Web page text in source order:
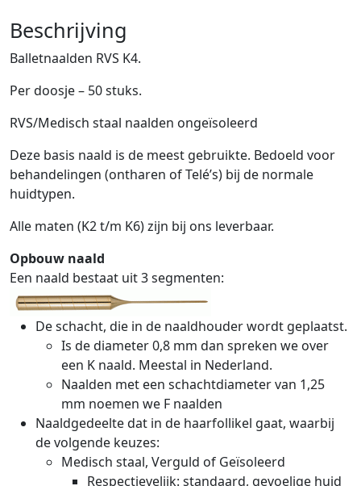
Beschrijving
Balletnaalden RVS K4.
Per doosje – 50 stuks.
RVS/Medisch staal naalden ongeïsoleerd
Deze basis naald is de meest gebruikte. Bedoeld voor
behandelingen (ontharen of Telé’s) bij de normale
huidtypen.
Alle maten (K2 t/m K6) zijn bij ons leverbaar.
Opbouw naald
Een naald bestaat uit 3 segmenten:
De schacht, die in de naaldhouder wordt geplaatst.
Is de diameter 0,8 mm dan spreken we over
een K naald. Meestal in Nederland.
Naalden met een schachtdiameter van 1,25
mm noemen we F naalden
Naaldgedeelte dat in de haarfollikel gaat, waarbij
de volgende keuzes:
Medisch staal, Verguld of Geïsoleerd
Respectievelijk: standaard, gevoelige huid